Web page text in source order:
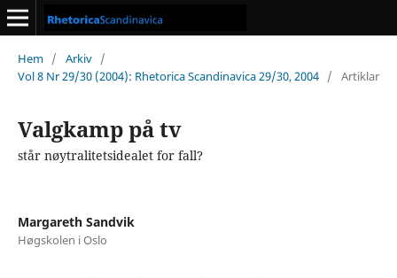
Hem / Arkiv /
Vol 8 Nr 29/30 (2004): Rhetorica Scandinavica 29/30, 2004 / Artiklar
Valgkamp på tv
står nøytralitetsidealet for fall?
Margareth Sandvik
Høgskolen i Oslo